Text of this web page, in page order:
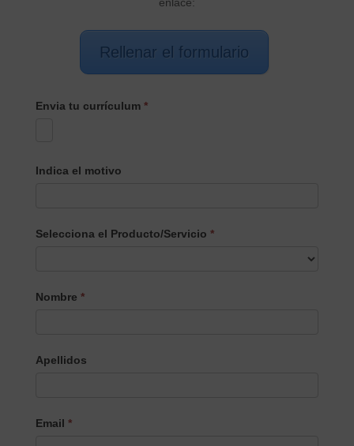
Rellenar el formulario
Envia tu currículum *
Indica el motivo
Selecciona el Producto/Servicio *
el
Nombre *
Apellidos
Email *